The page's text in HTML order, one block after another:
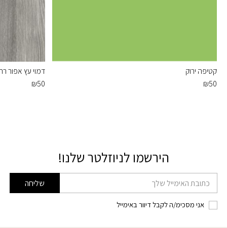
קטיפה ירוק
₪50
דמוי עץ אפור
₪50
הירשמו לניוזלטר שלנו!
דוא׳׳ל שליחה
אני מסכימ/ה לקבל דיוור באימייל